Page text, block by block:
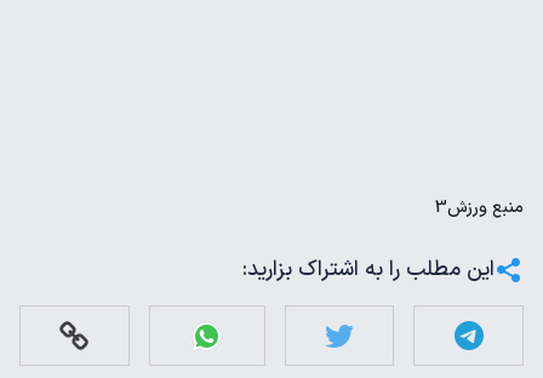
منبعورزش3
این مطلب را به اشتراک بزارید: